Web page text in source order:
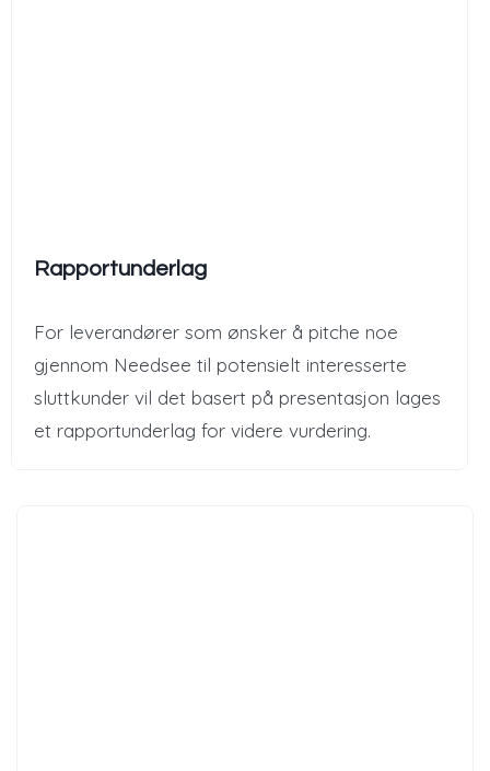
Rapportunderlag
For leverandører som ønsker å pitche noe
gjennom Needsee til potensielt interesserte
sluttkunder vil det basert på presentasjon lages
et rapportunderlag for videre vurdering.